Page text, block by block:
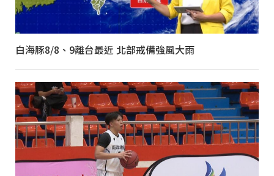
白海豚8/8、9離台最近 北部戒備強風大雨